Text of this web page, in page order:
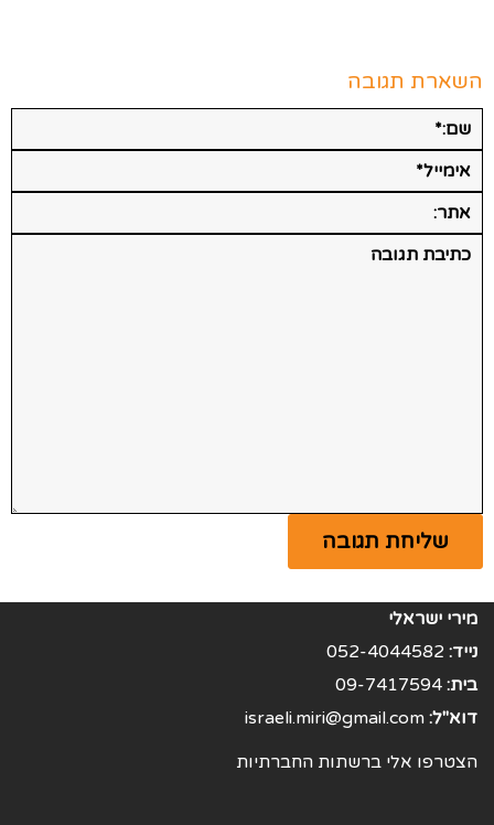
השארת תגובה
שם:*
אימייל*
אתר:
תגובה:
מירי ישראלי
נייד: 052-4044582
בית: 09-7417594
דוא"ל: israeli.miri@gmail.com
הצטרפו אלי ברשתות החברתיות